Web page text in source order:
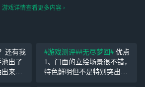
游戏详情查看更多内容
还有我
出了
来之
#游戏测评##无尽梦回# 优点
1、门面的立绘场景很不错，
特色鲜明但不是特别突出，